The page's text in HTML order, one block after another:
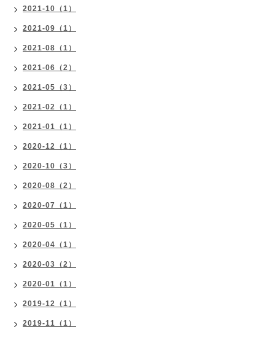
2021-10（1）
2021-09（1）
2021-08（1）
2021-06（2）
2021-05（3）
2021-02（1）
2021-01（1）
2020-12（1）
2020-10（3）
2020-08（2）
2020-07（1）
2020-05（1）
2020-04（1）
2020-03（2）
2020-01（1）
2019-12（1）
2019-11（1）